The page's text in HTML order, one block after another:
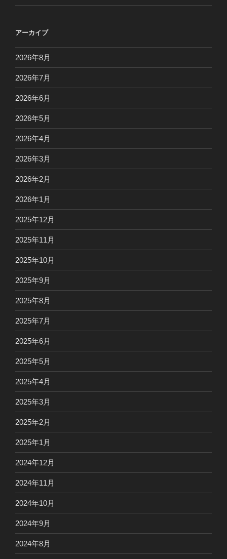
アーカイブ
2026年8月
2026年7月
2026年6月
2026年5月
2026年4月
2026年3月
2026年2月
2026年1月
2025年12月
2025年11月
2025年10月
2025年9月
2025年8月
2025年7月
2025年6月
2025年5月
2025年4月
2025年3月
2025年2月
2025年1月
2024年12月
2024年11月
2024年10月
2024年9月
2024年8月